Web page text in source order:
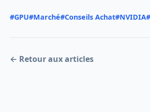
#GPU#Marché#Conseils Achat#NVIDIA
← Retour aux articles